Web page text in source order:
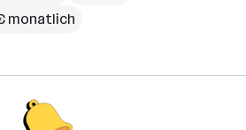
monatlich